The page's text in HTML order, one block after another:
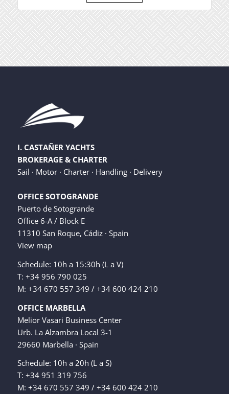
I. CASTAÑER YACHTS
BROKERAGE & CHARTER
Sail · Motor · Charter · Handling · Delivery
OFFICE SOTOGRANDE
Puerto de Sotogrande
Office 6-A / Block E
11310 San Roque, Cádiz · Spain
View map
Schedule: 10h a 15:30h (L a V)
T: +34 956 790 025
M: +34 670 557 349 / +34 600 424 210
OFFICE MARBELLA
Melior Vasari Business Center
Urb. La Alzambra Local 3-1
29660 Marbella · Spain
Schedule: 10h a 20h (L a S)
T: +34 951 319 756
M: +34 670 557 349 / +34 600 424 210